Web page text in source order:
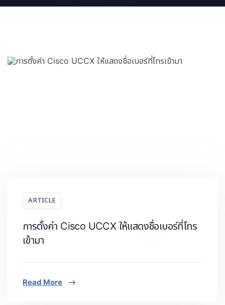
ARTICLE
การตั้งค่า Cisco UCCX ให้แสดงชื่อเบอร์ที่โทร
เข้ามา
Read More